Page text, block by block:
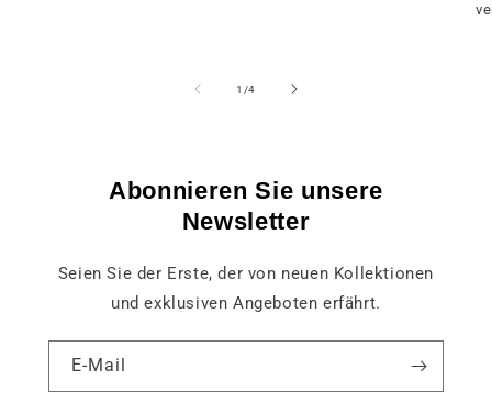
1 /von
4
Abonnieren Sie unsere
Newsletter
Seien Sie der Erste, der von neuen Kollektionen
und exklusiven Angeboten erfährt.
E-Mail